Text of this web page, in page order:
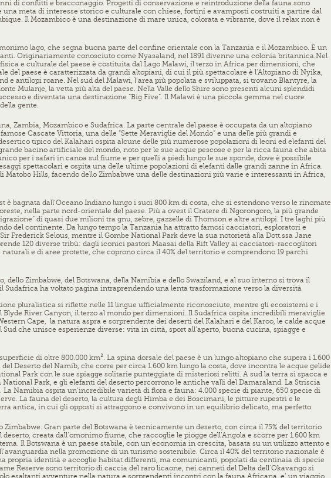
di conflitti e bracconaggio. Progetti di conservazione e reintroduzione della fauna sono
meta di interesse storico e culturale con chiese, fortini e avamposti costruiti a partire dal
. Il Mozambico è una destinazione di mare unica, colorata e vibrante, dove il relax non è
lago, che segna buona parte del confine orientale con la Tanzania e il Mozambico. È un
Originariamente conosciuto come Nyasaland, nel 1891 divenne una colonia britannica.Nel
fisica e culturale del paese è costituita dal Lago Malawi, il terzo in Africa per dimensioni, che
del paese è caratterizzata da grandi altopiani, di cui il più spettacolare è l’Altopiano di Nyika,
e antilopi roane. Nel sud del Malawi, l’area più popolata e sviluppata, si trovano Blantyre, la
Mulanje, la vetta più alta del paese. Nella Valle dello Shire sono presenti alcuni splendidi
e diventata una destinazione “Big Five”. Il Malawi è una piccola gemma nel cuore
gente.
Zambia, Mozambico e Sudafrica. La parte centrale del paese è occupata da un altopiano
Cascate Vittoria, una delle “Sette Meraviglie del Mondo” e una delle più grandi e
tipico del Kalahari ospita alcune delle più numerose popolazioni di leoni ed elefanti del
bacino artificiale del mondo, noto per le sue acque pescose e per la ricca fauna che abita
per i safari in canoa sul fiume e per quelli a piedi lungo le sue sponde, dove è possibile
spettacolari e ospita una delle ultime popolazioni di elefanti dalle grandi zanne in Africa.
Hills, facendo dello Zimbabwe una delle destinazioni più varie e interessanti in Africa,
bagnata dall’Oceano Indiano lungo i suoi 800 km di costa, che si estendono verso le rinomate
nella parte nord-orientale del paese. Più a ovest il Cratere di Ngorongoro, la più grande
di quasi due milioni tra gnu, zebre, gazzelle di Thomson e altre antilopi. I tre laghi più
del continente. Da lungo tempo la Tanzania ha attratto famosi cacciatori, esploratori e
Frederick Selous, mentre il Gombe National Park deve la sua notorietà alla Dott.ssa Jane
120 diverse tribù: dagli iconici pastori Maasai della Rift Valley ai cacciatori-raccoglitori
e di aree protette, che coprono circa il 40% del territorio e comprendono 19 parchi
Zimbabwe, del Botswana, della Namibia e dello Swaziland, e al suo interno si trova il
ha voltato pagina intraprendendo una lenta trasformazione verso la diversità
pluralistica si riflette nelle 11 lingue ufficialmente riconosciute, mentre gli ecosistemi e i
Blyde River Canyon, il terzo al mondo per dimensioni. Il Sudafrica ospita incredibili meraviglie
Cape, la natura aspra e sorprendente dei deserti del Kalahari e del Karoo, le calde acque
che unisce esperienze diverse: vita in città, sport all’aperto, buona cucina, spiagge e
di oltre 800.000 km². La spina dorsale del paese è un lungo altopiano che supera i 1.600
Deserto del Namib, che corre per circa 1.600 km lungo la costa, dove incontra le acque gelide
Park con le sue spiagge solitarie punteggiate di misteriosi relitti. A sud la terra si spacca e
Park, e gli elefanti del deserto percorrono le antiche valli del Damaraland. La Striscia
Namibia ospita un’incredibile varietà di flora e fauna: 4.000 specie di piante, 650 specie di
La fauna del deserto, la cultura degli Himba e dei Boscimani, le pitture rupestri e le
antica, in cui gli opposti si attraggono e convivono in un equilibrio delicato, ma perfetto.
Gran parte del Botswana è tecnicamente un deserto, con circa il 75% del territorio
creata dall’omonimo fiume, che raccoglie le piogge dell’Angola e scorre per 1.600 km
Il Botswana è un paese stabile, con un’economia in crescita, basata su un utilizzo attento e
nella promozione di un turismo sostenibile. Circa il 40% del territorio nazionale è
propria identità e accoglie habitat differenti, ma comunicanti, popolati da centinaia di specie
Reserve sono territorio di caccia del raro licaone, nei canneti del Delta dell’Okavango si
esaltanti avventure nella natura e sorprendenti incontri con la fauna Africana, e’ un viaggio